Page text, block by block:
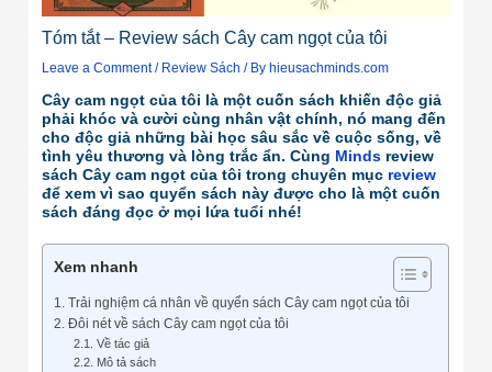
Tóm tắt – Review sách Cây cam ngọt của tôi
Leave a Comment / Review Sách / By hieusachminds.com
Cây cam ngọt của tôi là một cuốn sách khiến độc giả
phải khóc và cười cùng nhân vật chính, nó mang đến
cho độc giả những bài học sâu sắc về cuộc sống, về
tình yêu thương và lòng trắc ẩn. Cùng Minds review
sách Cây cam ngọt của tôi trong chuyên mục review
để xem vì sao quyển sách này được cho là một cuốn
sách đáng đọc ở mọi lứa tuổi nhé!
Xem nhanh
Trải nghiệm cá nhân về quyển sách Cây cam ngọt của tôi
Đôi nét về sách Cây cam ngọt của tôi
Về tác giả
Mô tả sách